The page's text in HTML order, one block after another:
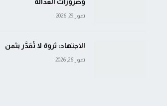
تموز 29, 2026
الاجتهاد: ثروة لا تُقدَّر بثمن
تموز 26, 2026